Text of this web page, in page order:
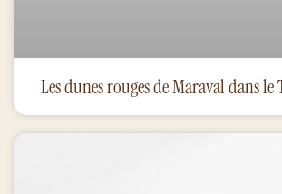
Les dunes rouges de Maraval dans le